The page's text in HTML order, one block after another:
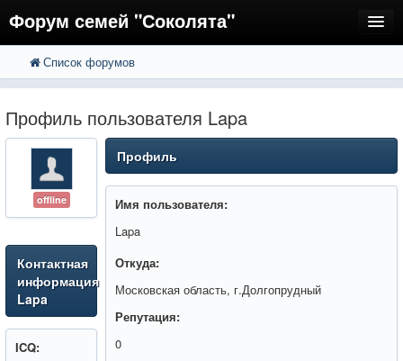
Форум семей "Соколята"
FAQ
Регистрация
Вход
Список форумов
Профиль пользователя Lapa
offline
Контактная
информация
Lapa
ICQ:
Профиль
Имя пользователя:
Lapa
Откуда:
Московская область, г.Долгопрудный
Репутация:
0